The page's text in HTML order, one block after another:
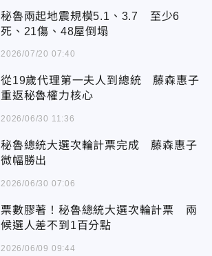
秘魯兩起地震規模5.1、3.7 至少6
死、21傷、48屋倒塌
2026/07/20 07:40
從19歲代理第一夫人到總統 藤森惠子
重返秘魯權力核心
2026/06/30 11:36
秘魯總統大選次輪計票完成 藤森惠子
微幅勝出
2026/06/30 07:06
票數膠著！秘魯總統大選次輪計票 兩
候選人差不到1百分點
2026/06/09 09:44